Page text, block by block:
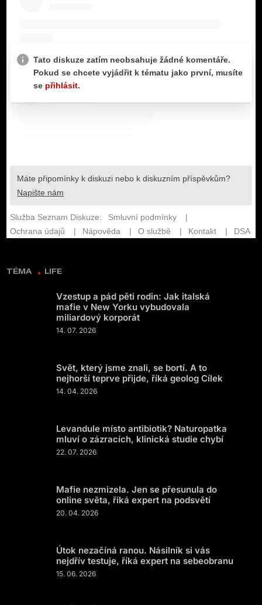
TÉMA LIFE
Vzestup a pád pěti rodin: Jak italská
mafie v New Yorku vybudovala
miliardový korporát
14. 07. 2026
Svět, který jsme znali, se bortí. A to
nejhorší teprve přijde, říká geolog Cílek
14. 04. 2026
Levandule místo antibiotik? Naturopatka
mluví o zázracích, klinická studie chybí
22. 07. 2026
Mafie nezmizela. Jen se přesunula do
online světa, říká expert na podsvětí
20. 04. 2026
Útok nezačíná ranou. Násilník si vás
nejdřív testuje, říká expert na sebeobranu
15. 06. 2026